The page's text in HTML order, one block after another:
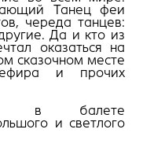
Танец феи
череда танцев:
Да и кто из
оказаться на
сказочном месте
и прочих
в балете
и светлого